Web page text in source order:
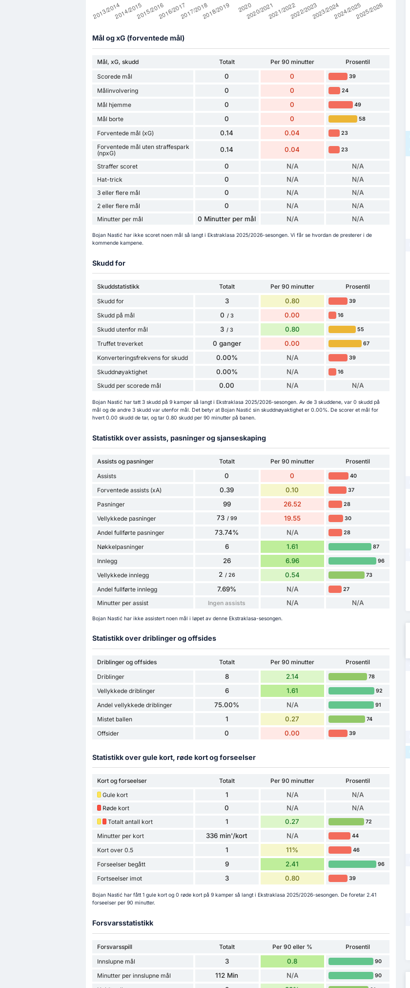
Mål og xG (forventede mål)
Mål, xG, skudd Totalt Per 90 minutter
Prosentil
Scorede mål
0 0 39
Målinvolvering 0 0 24
Mål hjemme 0 0 49
Mål borte 0 0 58
Forventede mål (xG) 0.14 0.04 23
Forventede mål uten straffespark
(npxG)
0.14 0.04 23
Straffer scoret 0 N/A N/A
Hat-trick 0 N/A N/A
3 eller flere mål 0 N/A N/A
2 eller flere mål 0 N/A N/A
Minutter per mål 0 Minutter per mål N/A N/A
Bojan Nastić har ikke scoret noen mål så langt i Ekstraklasa 2025/2026-sesongen. Vi får se hvordan de presterer i de
kommende kampene.
Skudd for
Skuddstatistikk Totalt Per 90 minutter
Prosentil
Skudd for
3 0.80 39
Skudd på mål 0 / 3 0.00 16
Skudd utenfor mål 3 / 3 0.80 55
Truffet treverket 0 ganger 0.00 67
Konverteringsfrekvens for skudd 0.00% N/A 39
Skuddnøyaktighet 0.00% N/A 16
Skudd per scorede mål 0.00 N/A N/A
Bojan Nastić har tatt 3 skudd på 9 kamper så langt i Ekstraklasa 2025/2026-sesongen. Av de 3 skuddene, var 0 skudd på
mål og de andre 3 skudd var utenfor mål. Det betyr at Bojan Nastić sin skuddnøyaktighet er 0.00%. De scorer et mål for
hvert 0.00 skudd de tar, og tar 0.80 skudd per 90 minutter på banen.
Statistikk over assists, pasninger og sjanseskaping
Assists og pasninger Totalt Per 90 minutter
Prosentil
Assists
0 0 40
Forventede assists (xA) 0.39 0.10 37
Pasninger 99 26.52 28
Vellykkede pasninger 73 / 99 19.55 30
Andel fullførte pasninger 73.74% N/A 28
Nøkkelpasninger 6 1.61 87
Innlegg 26 6.96 96
Vellykkede innlegg 2 / 26 0.54 73
Andel fullførte innlegg 7.69% N/A 27
Minutter per assist Ingen assists N/A N/A
Bojan Nastić har ikke assistert noen mål i løpet av denne Ekstraklasa-sesongen.
Statistikk over driblinger og offsides
Driblinger og offsides Totalt Per 90 minutter
Prosentil
Driblinger
8 2.14 78
Vellykkede driblinger 6 1.61 92
Andel vellykkede driblinger 75.00% N/A 91
Mistet ballen 1 0.27 74
Offsider 0 0.00 39
Statistikk over gule kort, røde kort og forseelser
Kort og forseelser Totalt Per 90 minutter
Prosentil
Gule kort
1 N/A N/A
Røde kort 0 N/A N/A
Totalt antall kort 1 0.27 72
Minutter per kort 336 min'/kort N/A 44
Kort over 0.5 1 11% 46
Forseelser begått 9 2.41 96
Fortseelser imot 3 0.80 39
Bojan Nastić har fått 1 gule kort og 0 røde kort på 9 kamper så langt i Ekstraklasa 2025/2026-sesongen. De foretar 2.41
forseelser per 90 minutter.
Forsvarsstatistikk
Forsvarsspill Totalt Per 90 eller %
Prosentil
Innslupne mål
3 0.8 90
Minutter per innslupne mål 112 Min N/A 90